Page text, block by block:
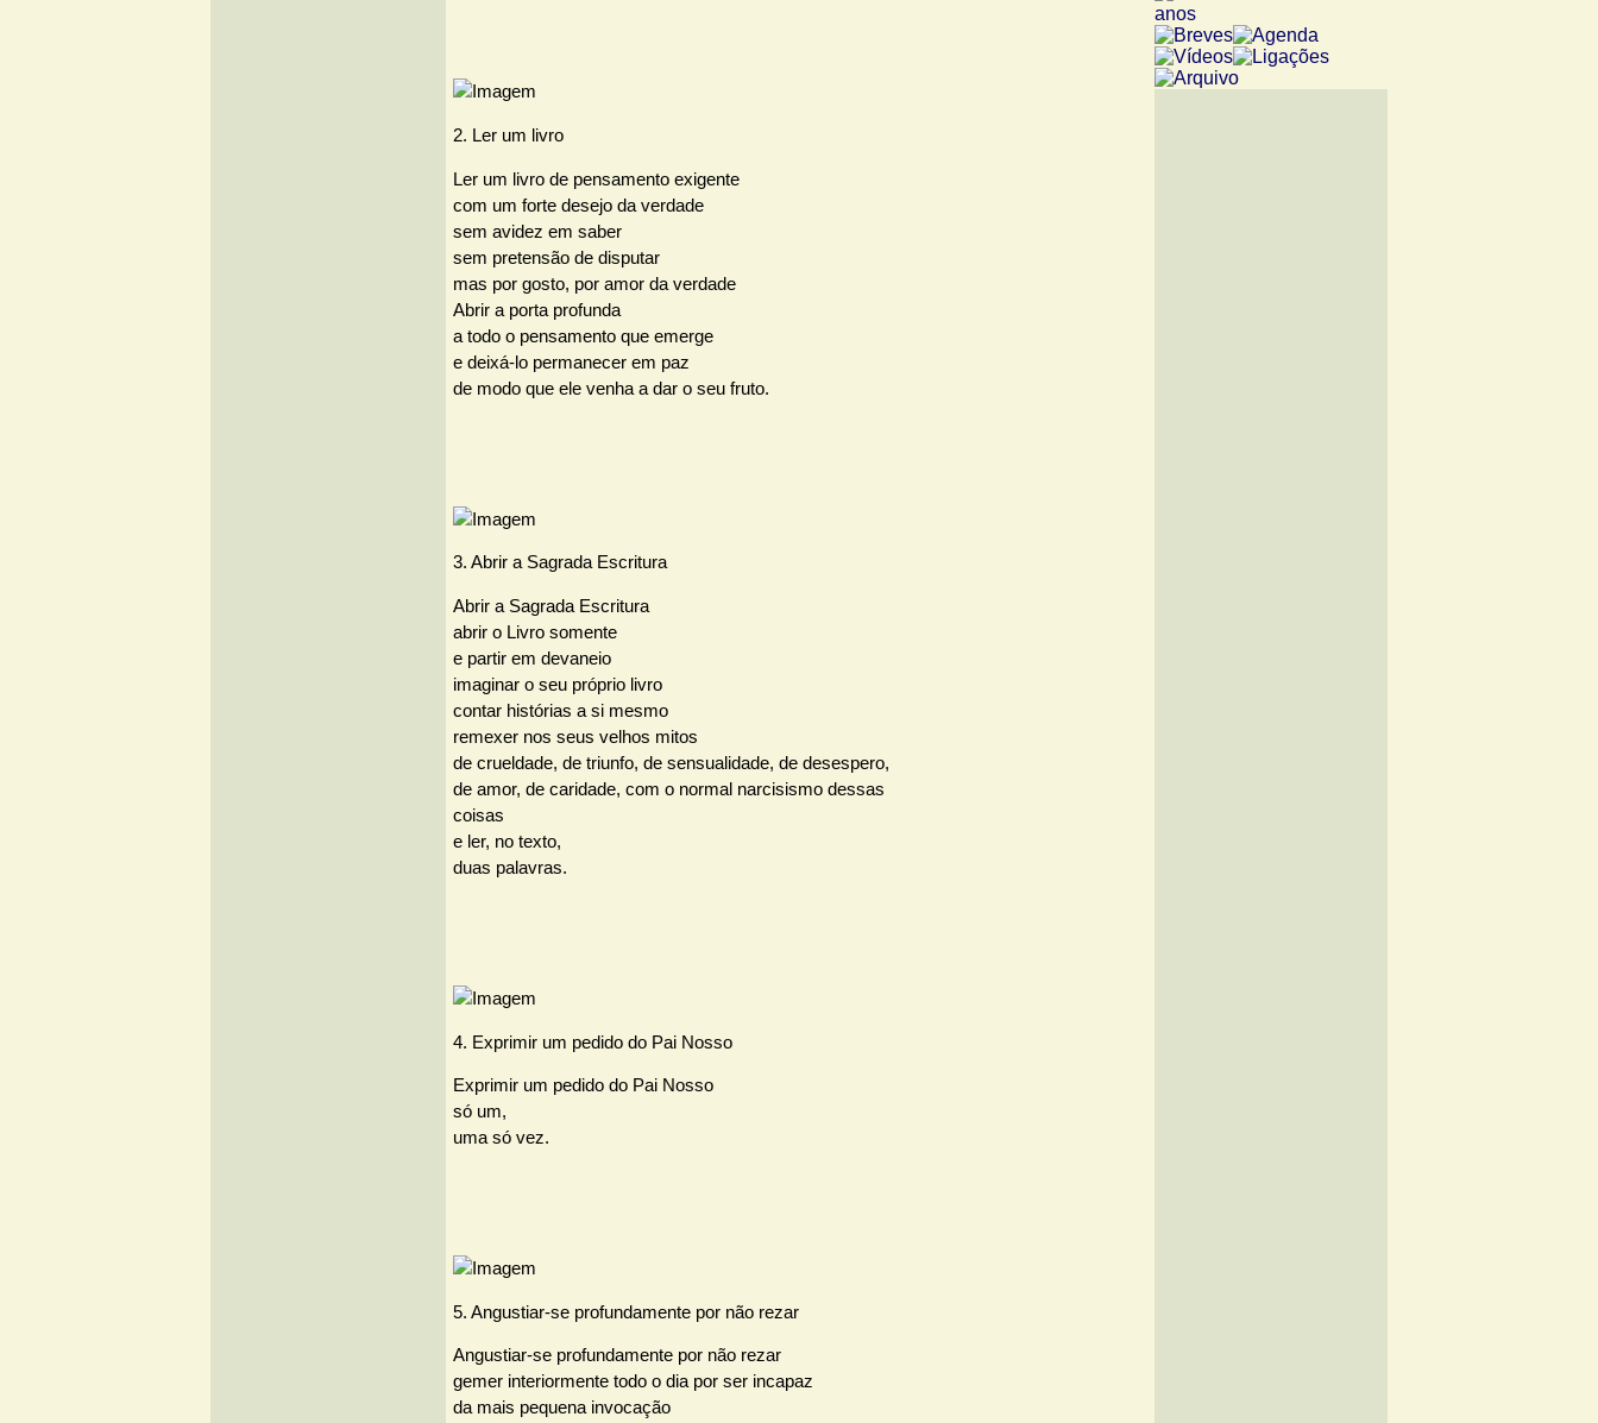
2. Ler um livro
Ler um livro de pensamento exigente
com um forte desejo da verdade
sem avidez em saber
sem pretensão de disputar
mas por gosto, por amor da verdade
Abrir a porta profunda
a todo o pensamento que emerge
e deixá-lo permanecer em paz
de modo que ele venha a dar o seu fruto.
3. Abrir a Sagrada Escritura
Abrir a Sagrada Escritura
abrir o Livro somente
e partir em devaneio
imaginar o seu próprio livro
contar histórias a si mesmo
remexer nos seus velhos mitos
de crueldade, de triunfo, de sensualidade, de desespero,
de amor, de caridade, com o normal narcisismo dessas
coisas
e ler, no texto,
duas palavras.
4. Exprimir um pedido do Pai Nosso
Exprimir um pedido do Pai Nosso
só um,
uma só vez.
5. Angustiar-se profundamente por não rezar
Angustiar-se profundamente por não rezar
gemer interiormente todo o dia por ser incapaz
da mais pequena invocação